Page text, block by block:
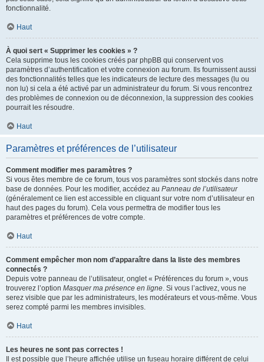
fonctionnalité.
Haut
À quoi sert « Supprimer les cookies » ?
Cela supprime tous les cookies créés par phpBB qui conservent vos
paramètres d’authentification et votre connexion au forum. Ils fournissent aussi
des fonctionnalités telles que les indicateurs de lecture des messages (lu ou
non lu) si cela a été activé par un administrateur du forum. Si vous rencontrez
des problèmes de connexion ou de déconnexion, la suppression des cookies
pourrait les résoudre.
Haut
Paramètres et préférences de l’utilisateur
Comment modifier mes paramètres ?
Si vous êtes membre de ce forum, tous vos paramètres sont stockés dans notre
base de données. Pour les modifier, accédez au Panneau de l’utilisateur
(généralement ce lien est accessible en cliquant sur votre nom d’utilisateur en
haut des pages du forum). Cela vous permettra de modifier tous les
paramètres et préférences de votre compte.
Haut
Comment empêcher mon nom d’apparaître dans la liste des membres
connectés ?
Depuis votre panneau de l’utilisateur, onglet « Préférences du forum », vous
trouverez l’option Masquer ma présence en ligne. Si vous l’activez, vous ne
serez visible que par les administrateurs, les modérateurs et vous-même. Vous
serez compté parmi les membres invisibles.
Haut
Les heures ne sont pas correctes !
Il est possible que l’heure affichée utilise un fuseau horaire différent de celui